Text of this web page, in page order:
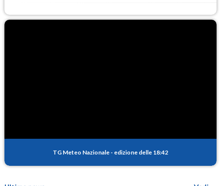
TG Meteo Nazionale - edizione delle 18:42